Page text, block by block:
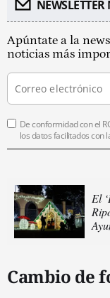
Apúntate a la
noticias más
De conformidad con el
los datos facilitados con
El
Cambio de